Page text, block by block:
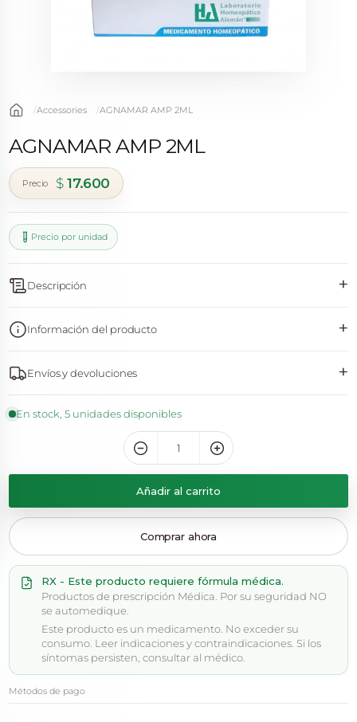
Accessories AGNAMAR AMP 2ML
AGNAMAR AMP 2ML
$17.600
Precio por unidad
Descripción +
Información del producto +
Envíos y devoluciones +
En stock, 5 unidades disponibles
Añadir al carrito
Comprar ahora
RX - Este producto requiere fórmula médica.
Productos de prescripción Médica. Por su seguridad NO
se automedique.
Este producto es un medicamento. No exceder su
consumo. Leer indicaciones y contraindicaciones. Si los
síntomas persisten, consultar al médico.
Métodos de pago